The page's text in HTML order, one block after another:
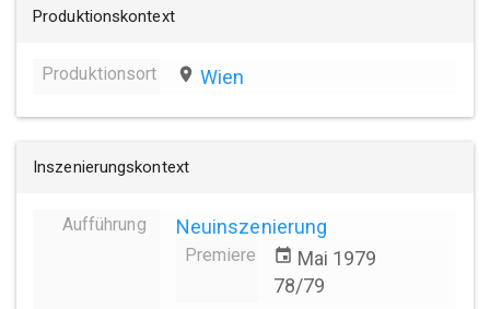
Produktionskontext
Produktionsort place Wien
Inszenierungskontext
Aufführung Neuinszenierung
Premiere event Mai 1979
78/79